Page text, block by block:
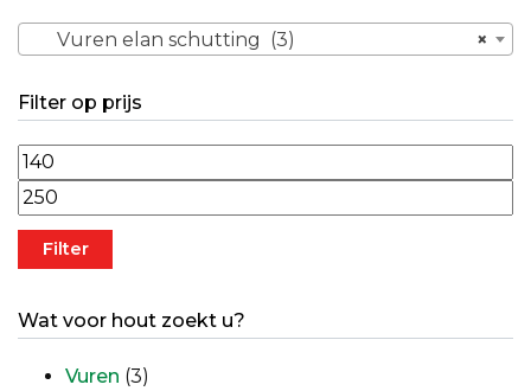
×
Vuren elan schutting (3)
Filter op prijs
Min. prijs
Max. prijs
Filter
Wat voor hout zoekt u?
Vuren (3)